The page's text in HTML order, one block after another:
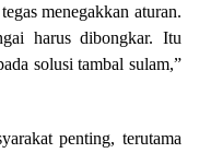
menegakkan aturan.
harus dibongkar. Itu
solusi tambal sulam,”
penting, terutama